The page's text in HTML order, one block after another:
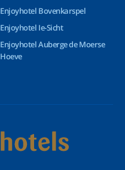
Enjoyhotel Bovenkarspel
Enjoyhotel Ie-Sicht
Enjoyhotel Auberge de Moerse
Hoeve